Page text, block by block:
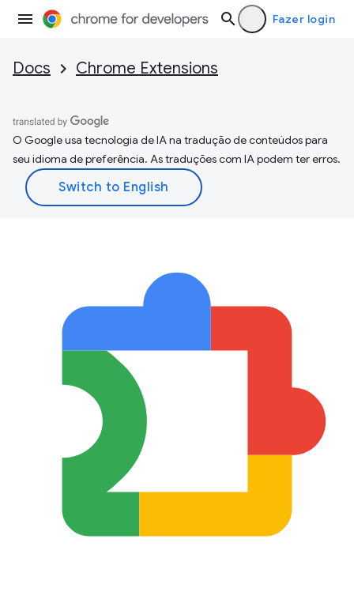
Fazer login
Docs Chrome Extensions
O Google usa tecnologia de IA na tradução de conteúdos para
seu idioma de preferência. As traduções com IA podem ter erros.